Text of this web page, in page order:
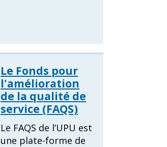
Le Fonds pour
l'amélioration
de la qualité de
service (FAQS)
Le FAQS de l’UPU est
une plate-forme de